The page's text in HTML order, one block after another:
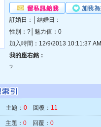
訂婚日：│結婚日：
性別：?│魅力值：0
加入時間：12/9/2013 10:11:37 AM
我的座右銘：
?
主題： 0 回覆： 11
主題： 0 回覆： 0